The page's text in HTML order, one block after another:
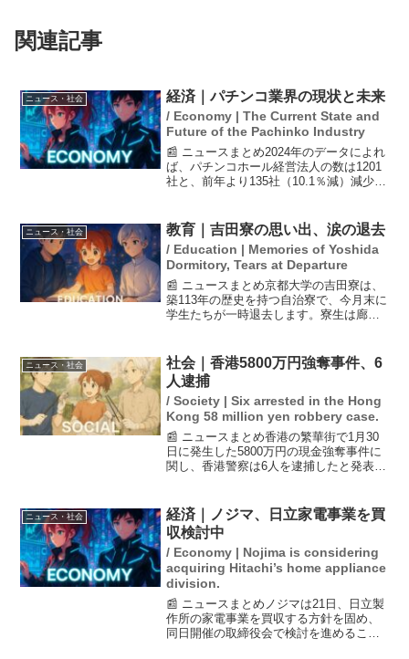
関連記事
ニュース・社会 経済｜パチンコ業界の現状と未来
/ Economy | The Current State and
Future of the Pachinko Industry
📰 ニュースまとめ2024年のデータによれ
ば、パチンコホール経営法人の数は1201
社と、前年より135社（10.1％減）減少し
業界全体の厳しい事業環境が続...
ニュース・社会 教育｜吉田寮の思い出、涙の退去
/ Education | Memories of Yoshida
Dormitory, Tears at Departure
📰 ニュースまとめ京都大学の吉田寮は、
築113年の歴史を持つ自治寮で、今月末に
学生たちが一時退去します。寮生は廊下
入居が予定されていますが、寮の未来に
ついての不安も広が...
ニュース・社会
社会｜香港5800万円強奪事件、6
人逮捕
/ Society | Six arrested in the Hong
Kong 58 million yen robbery case.
📰 ニュースまとめ香港の繁華街で1月30
日に発生した5800万円の現金強奪事件に
関し、香港警察は6人を逮捕したと発表し
れています。事件は、被害者が空港で荷
物を受け取る...
ニュース・社会
経済｜ノジマ、日立家電事業を買
収検討中
/ Economy | Nojima is considering
acquiring Hitachi’s home appliance
division.
📰 ニュースまとめノジマは21日、日立製
作所の家電事業を買収する方針を固め、
同日開催の取締役会で検討を進めること